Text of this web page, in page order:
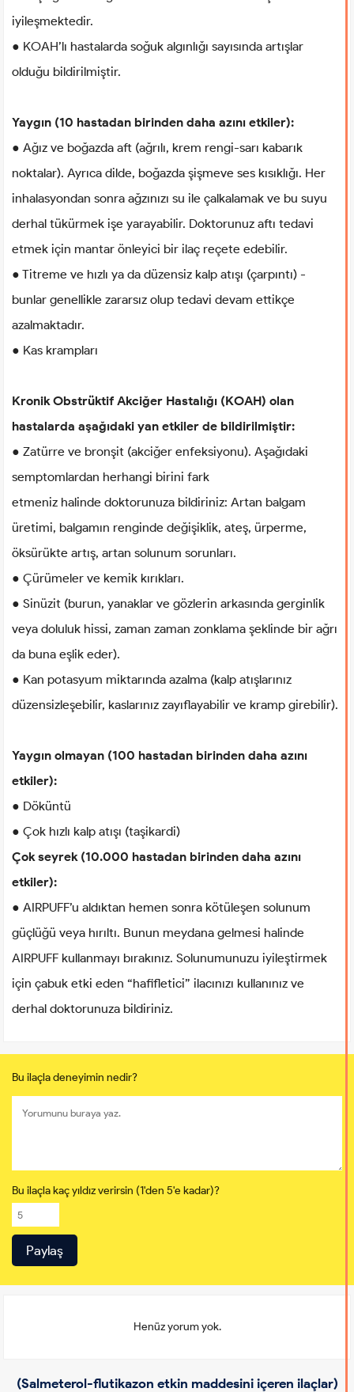
iyileşmektedir.
● KOAH’lı hastalarda soğuk algınlığı sayısında artışlar
olduğu bildirilmiştir.
Yaygın (10 hastadan birinden daha azını etkiler):
● Ağız ve boğazda aft (ağrılı, krem rengi-sarı kabarık
noktalar). Ayrıca dilde, boğazda şişmeve ses kısıklığı. Her
inhalasyondan sonra ağzınızı su ile çalkalamak ve bu suyu
derhal tükürmek işe yarayabilir. Doktorunuz aftı tedavi
etmek için mantar önleyici bir ilaç reçete edebilir.
● Titreme ve hızlı ya da düzensiz kalp atışı (çarpıntı) -
bunlar genellikle zararsız olup tedavi devam ettikçe
azalmaktadır.
● Kas krampları
Kronik Obstrüktif Akciğer Hastalığı (KOAH) olan
hastalarda aşağıdaki yan etkiler de bildirilmiştir:
● Zatürre ve bronşit (akciğer enfeksiyonu). Aşağıdaki
semptomlardan herhangi birini fark
etmeniz halinde doktorunuza bildiriniz: Artan balgam
üretimi, balgamın renginde değişiklik, ateş, ürperme,
öksürükte artış, artan solunum sorunları.
● Çürümeler ve kemik kırıkları.
● Sinüzit (burun, yanaklar ve gözlerin arkasında gerginlik
veya doluluk hissi, zaman zaman zonklama şeklinde bir ağrı
da buna eşlik eder).
● Kan potasyum miktarında azalma (kalp atışlarınız
düzensizleşebilir, kaslarınız zayıflayabilir ve kramp girebilir).
Yaygın olmayan (100 hastadan birinden daha azını
etkiler):
● Döküntü
● Çok hızlı kalp atışı (taşikardi)
Çok seyrek (10.000 hastadan birinden daha azını
etkiler):
● AIRPUFF’u aldıktan hemen sonra kötüleşen solunum
güçlüğü veya hırıltı. Bunun meydana gelmesi halinde
AIRPUFF kullanmayı bırakınız. Solunumunuzu iyileştirmek
için çabuk etki eden “hafifletici” ilacınızı kullanınız ve
derhal doktorunuza bildiriniz.
Bu ilaçla deneyimin nedir?
Bu ilaçla kaç yıldız verirsin (1'den 5'e kadar)?
Henüz yorum yok.
(Salmeterol-flutikazon etkin maddesini içeren ilaçlar)